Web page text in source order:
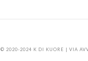
© 2020-2024 K DI KUORE | VIA